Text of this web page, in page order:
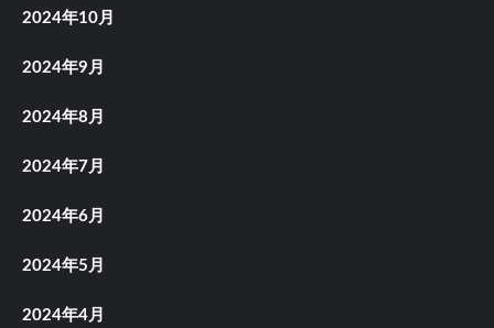
2024年10月
2024年9月
2024年8月
2024年7月
2024年6月
2024年5月
2024年4月